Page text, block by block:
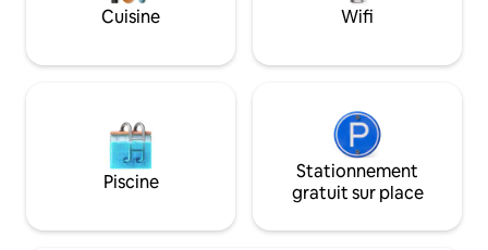
Netflix, IPTV 🔌 Prises électriques
universelles 🏋️ Salle de sport et piscine
sans souci à Accra
Cuisine Wifi
Piscine
Stationnement
gratuit sur place